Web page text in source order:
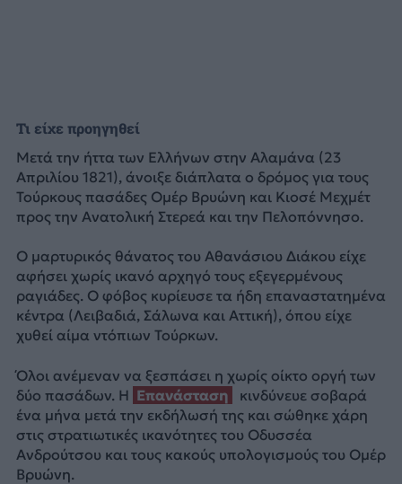
Τι είχε προηγηθεί
Μετά την ήττα των Ελλήνων στην Αλαμάνα (23
Απριλίου 1821), άνοιξε διάπλατα ο δρόμος για τους
Τούρκους πασάδες Ομέρ Βρυώνη και Κιοσέ Μεχμέτ
προς την Ανατολική Στερεά και την Πελοπόννησο.
Ο μαρτυρικός θάνατος του Αθανάσιου Διάκου είχε
αφήσει χωρίς ικανό αρχηγό τους εξεγερμένους
ραγιάδες. Ο φόβος κυρίευσε τα ήδη επαναστατημένα
κέντρα (Λειβαδιά, Σάλωνα και Αττική), όπου είχε
χυθεί αίμα ντόπιων Τούρκων.
Όλοι ανέμεναν να ξεσπάσει η χωρίς οίκτο οργή των
δύο πασάδων. Η Επανάσταση
κινδύνευε σοβαρά
ένα μήνα μετά την εκδήλωσή της και σώθηκε χάρη
στις στρατιωτικές ικανότητες του Οδυσσέα
Ανδρούτσου και τους κακούς υπολογισμούς του Ομέρ
Βρυώνη.